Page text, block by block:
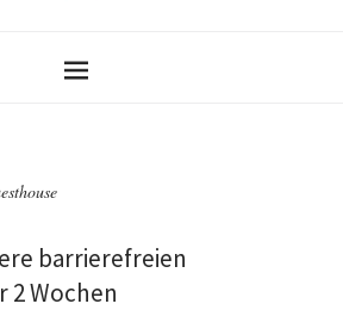
barrierefreien
Wochen